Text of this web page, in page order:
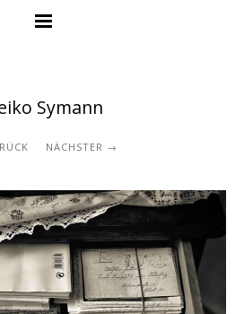
Symann
NÄCHSTER